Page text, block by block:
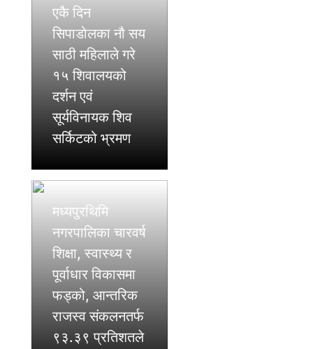
एकै दिन
सिपाडोलका नौ सय
साठी महिलाले गरे
१५ शिवालयको
दर्शन एवं
सूर्यविनायक शिव
सर्किटको भ्रमण
मध्यपुरथिमि
नगरपालिका चारवर्ष
शिक्षा, स्वास्थ्य र
पूर्वाधार विकासमा
फड्को, आन्तरिक
राजस्व संकलनतर्फ
९३.३९ प्रतिशतले